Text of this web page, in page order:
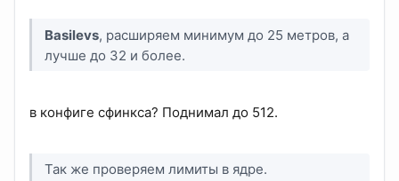
Basilevs, расширяем минимум до 25 метров, а
лучше до 32 и более.
в конфиге сфинкса? Поднимал до 512.
Так же проверяем лимиты в ядре.